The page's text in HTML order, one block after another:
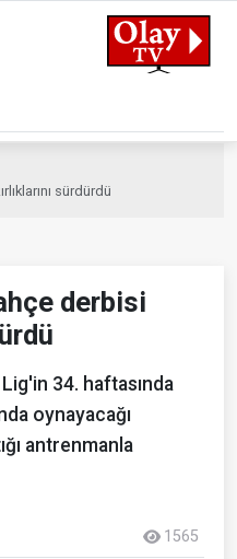
sürdürdü
derbisi
34. haftasında
oynayacağı
antrenmanla
1565